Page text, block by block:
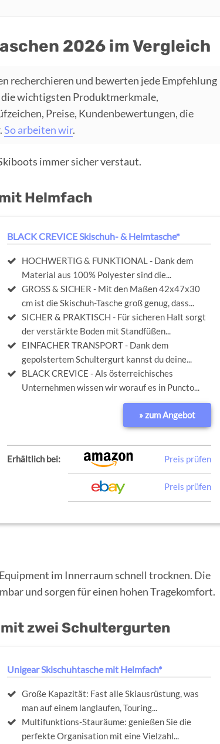
2026 im Vergleich
recherchieren und bewerten jede Empfehlung
wichtigsten Produktmerkmale,
Preise, Kundenbewertungen, die
So arbeiten wir.
immer sicher verstaut.
Helmfach
BLACK CREVICE Skischuh- & Helmtasche*
HOCHWERTIG & FUNKTIONAL - Dank dem
Material aus 100% Polyester sind die...
GROSS & SICHER - Mit den Maßen 42x47x30
cm ist die Skischuh-Tasche groß genug, dass...
SICHER & PRAKTISCH - Für sicheren Halt sorgt
der verstärkte Boden mit Standfüßen...
EINFACHER TRANSPORT - Dank dem
gepolstertem Schultergurt kannst du deine...
BLACK CREVICE - Als österreichisches
Unternehmen wissen wir worauf es in Puncto...
» zum Angebot
Erhältlich bei: Preis prüfen
Preis prüfen
im Innerraum schnell trocknen. Die
und sorgen für einen hohen Tragekomfort.
zwei Schultergurten
Unigear Skischuhtasche mit Helmfach*
Große Kapazität: Fast alle Skiausrüstung, was
man auf einem langlaufen, Touring...
Multifunktions-Stauräume: genießen Sie die
perfekte Organisation mit eine Vielzahl...